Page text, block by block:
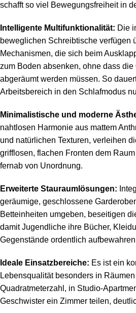
schafft so viel Bewegungsfreiheit in
Intelligente Multifunktionalität: Die
beweglichen Schreibtische verfügen
Mechanismen, die sich beim
zum Boden absenken, ohne dass
abgeräumt werden müssen. So
Arbeitsbereich in den Schlafmodus
Minimalistische und moderne
nahtlosen Harmonie aus mattem
und natürlichen Texturen, verleihen
grifflosen, flachen Fronten dem
fernab von Unordnung.
Erweiterte Stauraumlösungen:
geräumige, geschlossene
Betteinheiten umgeben, beseitigen
damit Jugendliche ihre Bücher,
Gegenstände ordentlich
Ideale Einsatzbereiche: Es ist ein
Lebensqualität besonders in
Quadratmeterzahl, in Studio-
Geschwister ein Zimmer teilen,